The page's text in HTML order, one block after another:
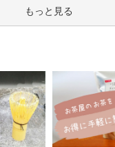
もっと見る